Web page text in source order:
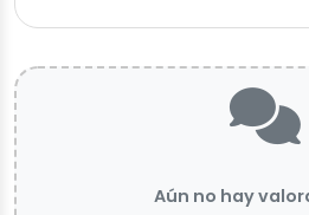
Aún no hay